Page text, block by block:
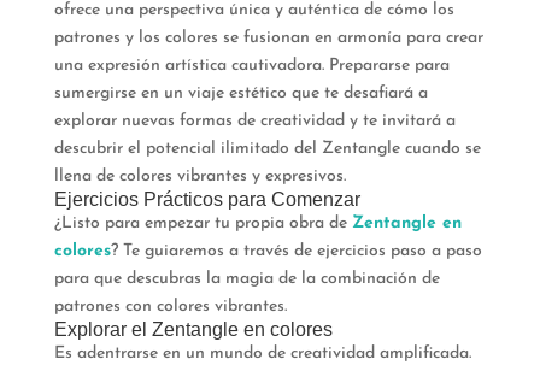
ofrece una perspectiva única y auténtica de cómo los
patrones y los colores se fusionan en armonía para crear
una expresión artística cautivadora. Prepararse para
sumergirse en un viaje estético que te desafiará a
explorar nuevas formas de creatividad y te invitará a
descubrir el potencial ilimitado del Zentangle cuando se
llena de colores vibrantes y expresivos.
Ejercicios Prácticos para Comenzar
¿Listo para empezar tu propia obra de Zentangle en
colores? Te guiaremos a través de ejercicios paso a paso
para que descubras la magia de la combinación de
patrones con colores vibrantes.
Explorar el Zentangle en colores
Es adentrarse en un mundo de creatividad amplificada.